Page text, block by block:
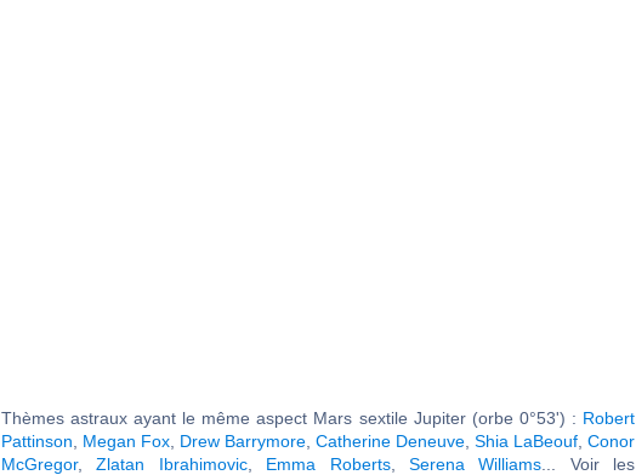
Thèmes astraux ayant le même aspect Mars sextile Jupiter (orbe 0°53') : Robert
Pattinson
Megan Fox Drew Barrymore Catherine Deneuve Shia LaBeouf Conor
McGregor,Zlatan Ibrahimovic, Emma Roberts, Serena Williams ... Voir les